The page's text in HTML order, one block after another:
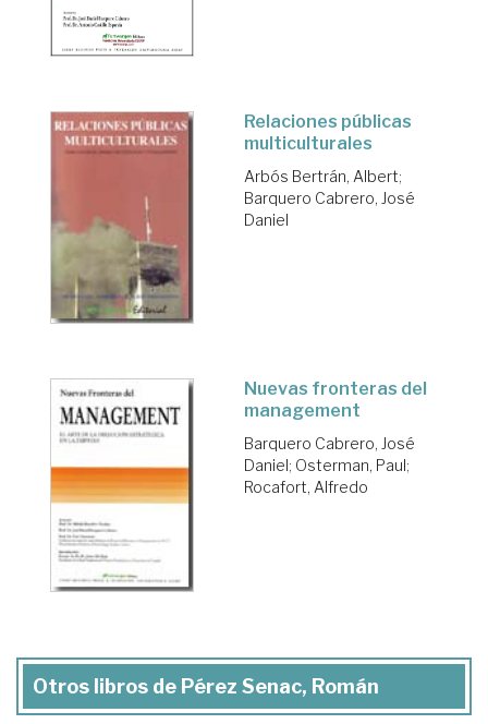
Relaciones públicas
multiculturales
Arbós Bertrán, Albert;
Barquero Cabrero, José
Daniel
Nuevas fronteras del
management
Barquero Cabrero, José
Daniel; Osterman, Paul;
Rocafort, Alfredo
Otros libros de Pérez Senac, Román